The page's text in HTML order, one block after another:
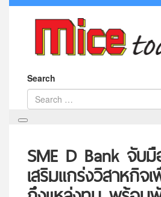
Search
SME D Bank จับ
เสริมแกร่งวิสาหกิ